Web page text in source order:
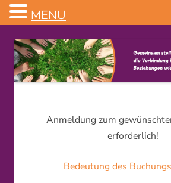
Anmeldung zum
erforderlich!
Bedeutung des
MENU